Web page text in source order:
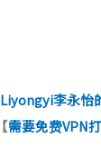
Liyongyi李永怡
【需要免费VPN